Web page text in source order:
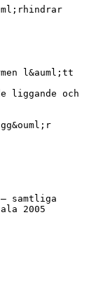
l&auml;tt
liggande och
samtliga
2005